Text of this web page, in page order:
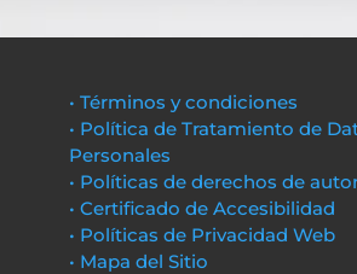
• Términos y condiciones
• Política de Tratamiento de
Personales
• Políticas de derechos de
• Certificado de Accesibilidad
• Políticas de Privacidad Web
• Mapa del Sitio